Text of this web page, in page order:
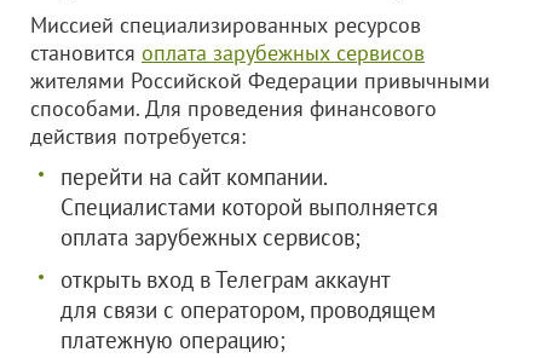
Миссией специализированных ресурсов
становится оплата зарубежных сервисов
жителями Российской Федерации привычными
способами. Для проведения финансового
действия потребуется:
перейти на сайт компании.
Специалистами которой выполняется
оплата зарубежных сервисов;
открыть вход в Телеграм аккаунт
для связи с оператором, проводящем
платежную операцию;